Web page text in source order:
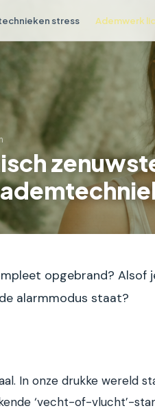
stress Ademwerk
opgebrand? Alsof
alarmmodus staat?
In onze drukke wereld
‘vecht-of-vlucht’-